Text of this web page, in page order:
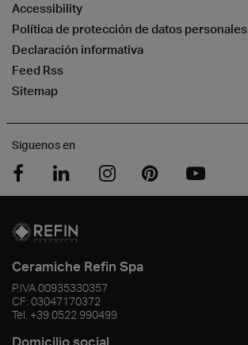
Accessibility
Política de protección de datos personales
Declaración informativa
Feed Rss
Sitemap
Siguenos en
Ceramiche Refin Spa
P.IVA00935330357
CF: 03047170372
Tel. +39 0522 990499
Domicilio social